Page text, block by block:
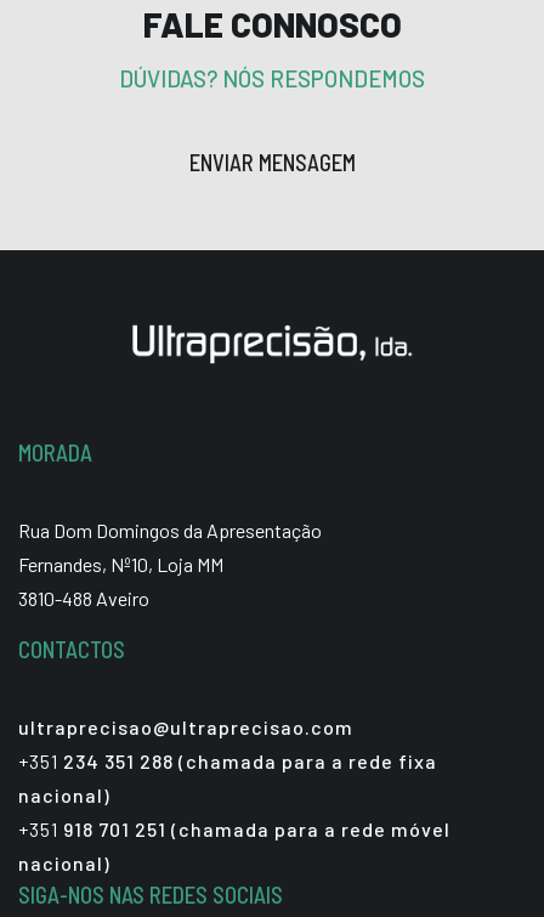
FALE CONNOSCO
DÚVIDAS? NÓS RESPONDEMOS
ENVIAR MENSAGEM
MORADA
Rua Dom Domingos da Apresentação
Fernandes, Nº10, Loja MM
3810-488 Aveiro
CONTACTOS
ultraprecisao@ultraprecisao.com
+351 234 351 288 (chamada para a rede fixa
nacional)
+351 918 701 251 (chamada para a rede móvel
nacional)
SIGA-NOS NAS REDES SOCIAIS